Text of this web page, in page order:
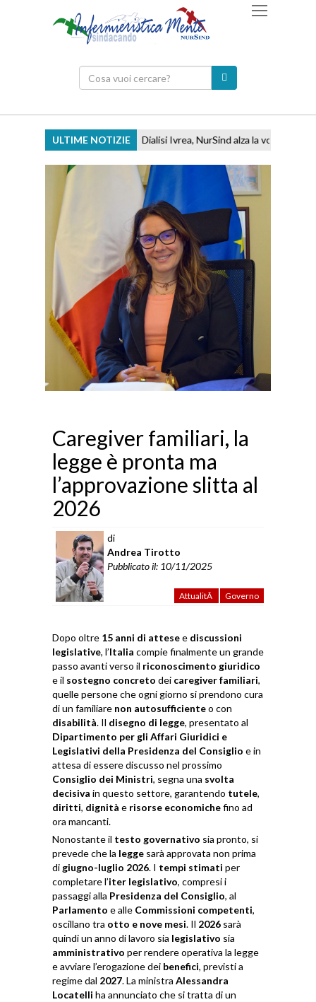
ULTIME NOTIZIEDialisi Ivrea, NurSind alza la voce: ''Basta
Caregiver familiari, la
legge è pronta ma
l’approvazione slitta al
2026
di
Andrea Tirotto
Pubblicato il: 10/11/2025
AttualitÃ Governo
Dopo oltre 15 anni di attesee discussioni
legislative, l’Italia compie finalmente un grande
passo avanti verso il riconoscimento giuridico
e il sostegno concreto dei caregiver familiari,
quelle persone che ogni giorno si prendono cura
di un familiare non autosufficienteo con
disabilità. Il disegno di legge, presentato al
Dipartimento per gli Affari Giuridici e
Legislativi della Presidenza del Consiglio e in
attesa di essere discusso nel prossimo
Consiglio dei Ministri, segna una svolta
decisiva in questo settore, garantendo tutele,
diritti, dignità e risorse economichefino ad
ora mancanti.
Nonostante il testo governativo sia pronto, si
prevede che la legge sarà approvata non prima
di giugno-luglio 2026. I tempi stimati per
completare l’iter legislativo, compresi i
passaggi alla Presidenza del Consiglio, al
Parlamento e alle Commissioni competenti,
oscillano tra otto e nove mesi. Il 2026 sarà
quindi un anno di lavoro sia legislativo sia
amministrativo per rendere operativa la legge
e avviare l’erogazione dei benefici, previsti a
regime dal 2027. La ministra Alessandra
Locatelli ha annunciato che si tratta di un